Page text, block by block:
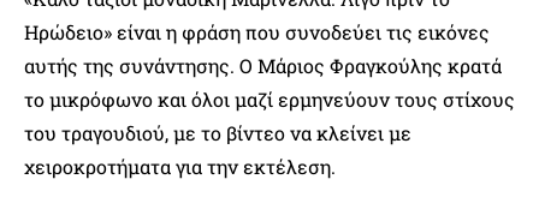
Ηρώδειο» είναι η φράση που συνοδεύει τις εικόνες
αυτής της συνάντησης. Ο Μάριος Φραγκούλης κρατά
το μικρόφωνο και όλοι μαζί ερμηνεύουν τους στίχους
του τραγουδιού, με το βίντεο να κλείνει με
χειροκροτήματα για την εκτέλεση.